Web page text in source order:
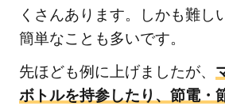
2.7
⑦エ
ギー
をみ
くさんあります。しかも難し
簡単なことも多いです。
先ほども例に上げましたが、
ボトルを持参したり、節電・